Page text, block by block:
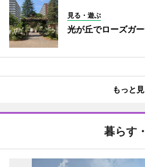
見る・遊ぶ
光が丘でローズガ
もっと
暮らす